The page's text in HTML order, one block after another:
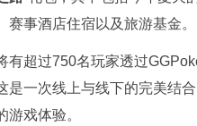
赛事酒店住宿以及旅游基金。
有超过750名玩家透过
是一次线上与线下的完美结
游戏体验。